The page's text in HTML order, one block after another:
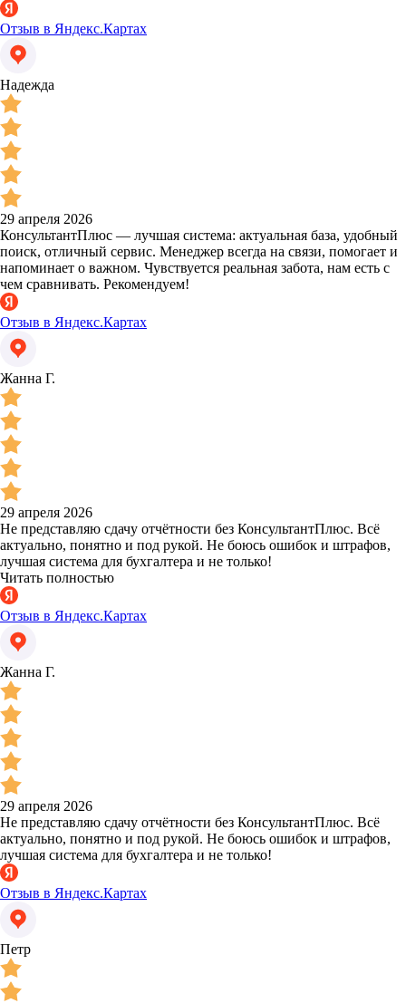
Отзыв в Яндекс.Картах
Надежда
29 апреля 2026
КонсультантПлюс — лучшая система: актуальная база, удобный
поиск, отличный сервис. Менеджер всегда на связи, помогает и
напоминает о важном. Чувствуется реальная забота, нам есть с
чем сравнивать. Рекомендуем!
Отзыв в Яндекс.Картах
Жанна Г.
29 апреля 2026
Не представляю сдачу отчётности без КонсультантПлюс. Всё
актуально, понятно и под рукой. Не боюсь ошибок и штрафов,
лучшая система для бухгалтера и не только!
Читать полностью
Отзыв в Яндекс.Картах
Жанна Г.
29 апреля 2026
Не представляю сдачу отчётности без КонсультантПлюс. Всё
актуально, понятно и под рукой. Не боюсь ошибок и штрафов,
лучшая система для бухгалтера и не только!
Отзыв в Яндекс.Картах
Петр